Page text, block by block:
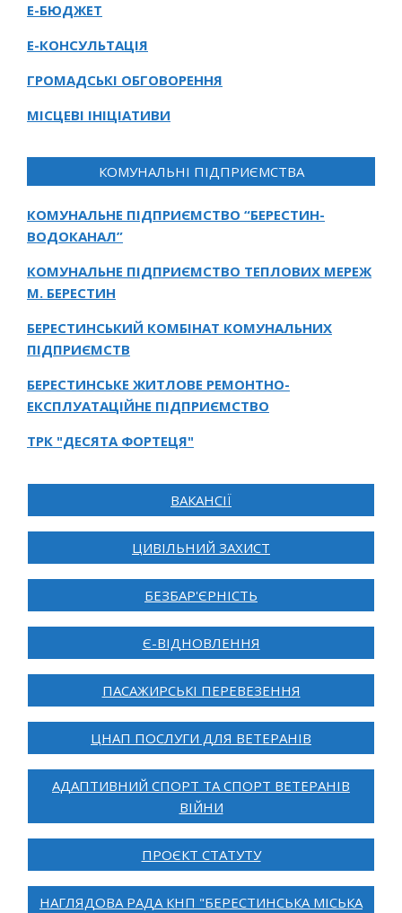
Е-БЮДЖЕТ
Е-КОНСУЛЬТАЦІЯ
ГРОМАДСЬКІ ОБГОВОРЕННЯ
МІСЦЕВІ ІНІЦІАТИВИ
КОМУНАЛЬНІ ПІДПРИЄМСТВА
КОМУНАЛЬНЕ ПІДПРИЄМСТВО “БЕРЕСТИН-
ВОДОКАНАЛ”
КОМУНАЛЬНЕ ПІДПРИЄМСТВО ТЕПЛОВИХ МЕРЕЖ
М. БЕРЕСТИН
БЕРЕСТИНСЬКИЙ КОМБІНАТ КОМУНАЛЬНИХ
ПІДПРИЄМСТВ
БЕРЕСТИНСЬКЕ ЖИТЛОВЕ РЕМОНТНО-
ЕКСПЛУАТАЦІЙНЕ ПІДПРИЄМСТВО
ТРК "ДЕСЯТА ФОРТЕЦЯ"
ВАКАНСІЇ
ЦИВІЛЬНИЙ ЗАХИСТ
БЕЗБАР'ЄРНІСТЬ
Є-ВІДНОВЛЕННЯ
ПАСАЖИРСЬКІ ПЕРЕВЕЗЕННЯ
ЦНАП ПОСЛУГИ ДЛЯ ВЕТЕРАНІВ
АДАПТИВНИЙ СПОРТ ТА СПОРТ ВЕТЕРАНІВ
ВІЙНИ
ПРОЄКТ СТАТУТУ
НАГЛЯДОВА РАДА КНП "БЕРЕСТИНСЬКА МІСЬКА